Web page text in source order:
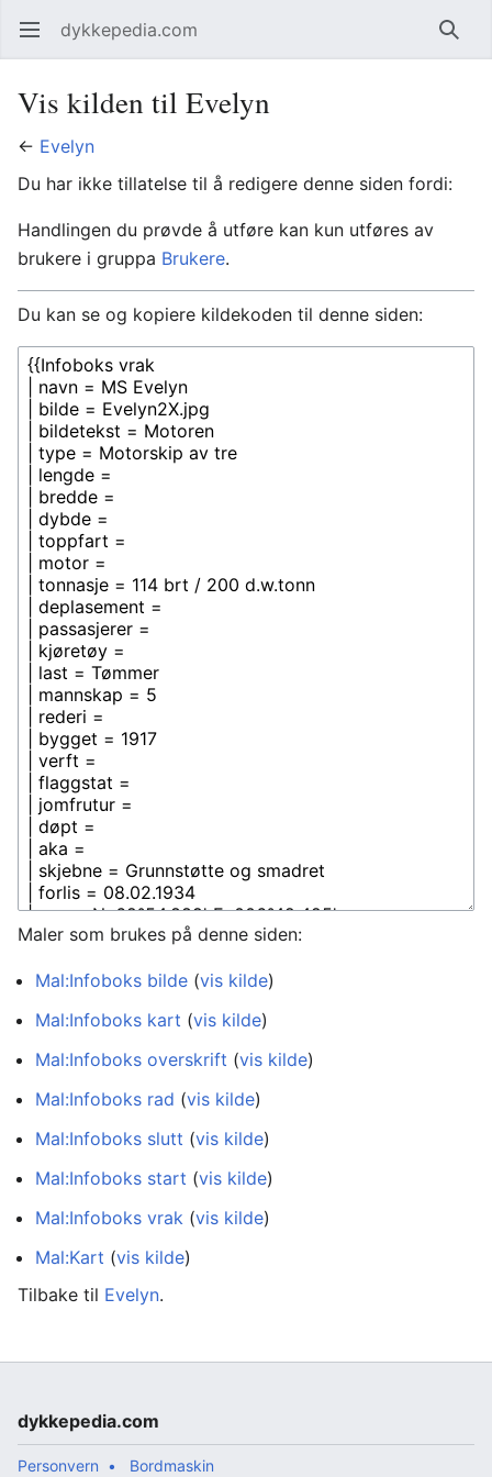
Åpne hovedmenyen dykkepedia.com Søk
Vis kilden til Evelyn
← Evelyn
Du har ikke tillatelse til å redigere denne siden fordi:
Handlingen du prøvde å utføre kan kun utføres av
brukere i gruppa Brukere.
Du kan se og kopiere kildekoden til denne siden:
Maler som brukes på denne siden:
Mal:Infoboks bilde (vis kilde)
Mal:Infoboks kart (vis kilde)
Mal:Infoboks overskrift (vis kilde)
Mal:Infoboks rad (vis kilde)
Mal:Infoboks slutt (vis kilde)
Mal:Infoboks start (vis kilde)
Mal:Infoboks vrak (vis kilde)
Mal:Kart (vis kilde)
Tilbake til Evelyn.
dykkepedia.com
Personvern Bordmaskin